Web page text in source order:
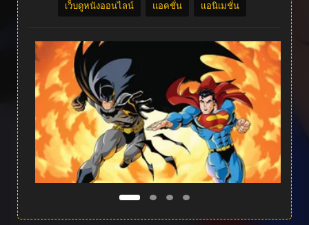
เว็บดูหนังออนไลน์ แอคชั่น แอนิเมชั่น